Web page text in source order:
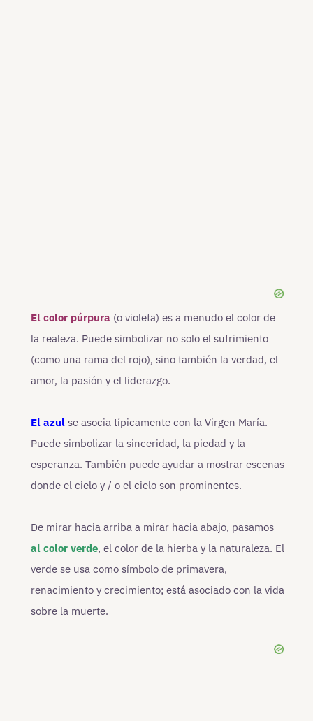
El color púrpura (o violeta) es a menudo el color de
la realeza. Puede simbolizar no solo el sufrimiento
(como una rama del rojo), sino también la verdad, el
amor, la pasión y el liderazgo.
El azul se asocia típicamente con la Virgen María.
Puede simbolizar la sinceridad, la piedad y la
esperanza. También puede ayudar a mostrar escenas
donde el cielo y / o el cielo son prominentes.
De mirar hacia arriba a mirar hacia abajo, pasamos
al color verde, el color de la hierba y la naturaleza. El
verde se usa como símbolo de primavera,
renacimiento y crecimiento; está asociado con la vida
sobre la muerte.